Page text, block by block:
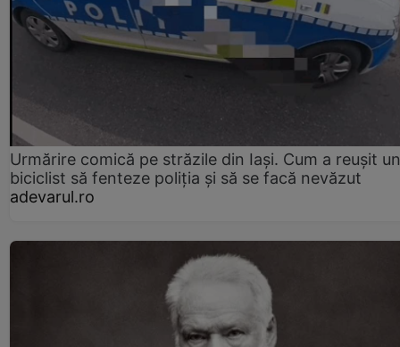
Urmărire comică pe străzile din Iași. Cum a reușit un
biciclist să fenteze poliția și să se facă nevăzut
adevarul.ro